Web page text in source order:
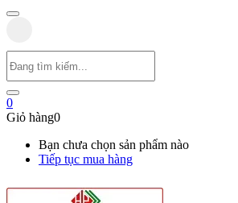
0
Giỏ hàng0
Bạn chưa chọn sản phẩm nào
Tiếp tục mua hàng